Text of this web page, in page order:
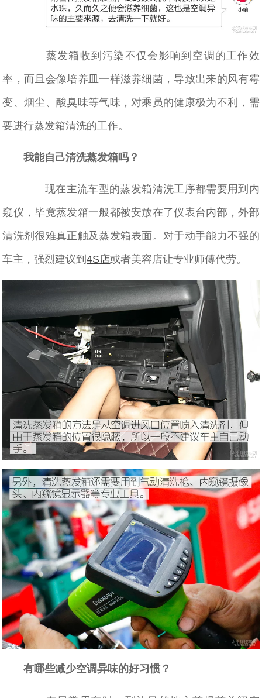
蒸发箱收到污染不仅会影响到空调的工作效
率，而且会像培养皿一样滋养细菌，导致出来的风有霉
变、烟尘、酸臭味等气味，对乘员的健康极为不利，需
要进行蒸发箱清洗的工作。
我能自己清洗蒸发箱吗？
现在主流车型的蒸发箱清洗工序都需要用到内
窥仪，毕竟蒸发箱一般都被安放在了仪表台内部，外部
清洗剂很难真正触及蒸发箱表面。对于动手能力不强的
车主，强烈建议到4S店或者美容店让专业师傅代劳。
有哪些减少空调异味的好习惯？